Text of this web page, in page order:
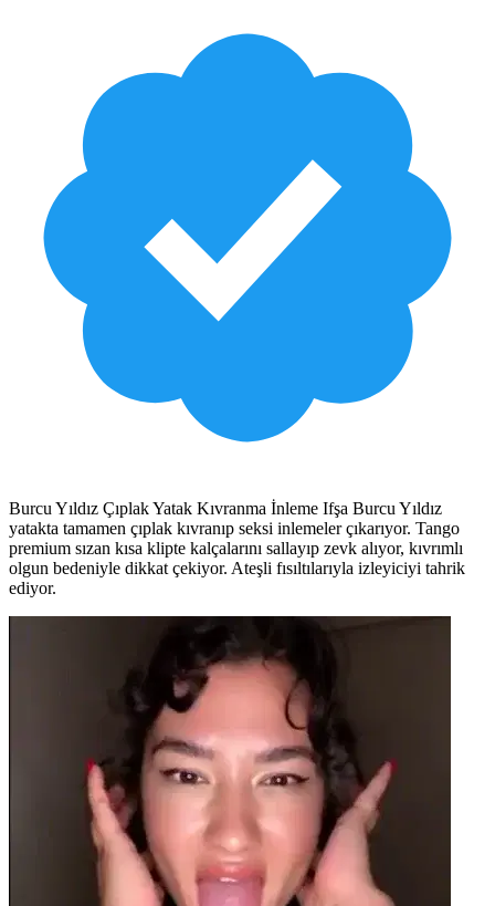
Burcu Yıldız Çıplak Yatak Kıvranma İnleme Ifşa Burcu Yıldız
yatakta tamamen çıplak kıvranıp seksi inlemeler çıkarıyor. Tango
premium sızan kısa klipte kalçalarını sallayıp zevk alıyor, kıvrımlı
olgun bedeniyle dikkat çekiyor. Ateşli fısıltılarıyla izleyiciyi tahrik
ediyor.